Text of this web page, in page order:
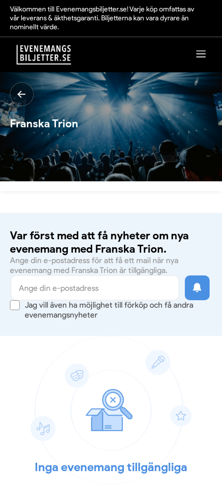
Välkommen till Evenemangsbiljetter.se! Varje köp omfattas av
vår leverans & äkthetsgaranti. Biljetterna kan vara dyrare än
nominellt värde.
Franska Trion
Var först med att få nyheter om nya
evenemang med Franska Trion.
Ange din e-postadress för att få ett mail när nya
evenemang med Franska Trion är tillgängliga.
Jag vill även ha möjlighet till förköp och få andra
evenemangsnyheter
Inga evenemang tillgängliga